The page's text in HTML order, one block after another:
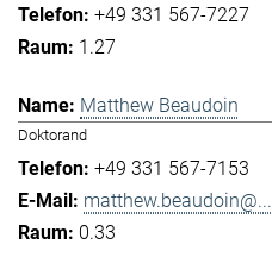
+49 331 567-7227
1.27
Matthew Beaudoin
Doktorand
+49 331 567-7153
matthew.beaudoin@...
0.33